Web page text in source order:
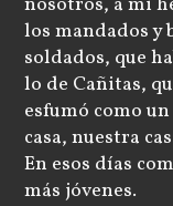
los mandados y
soldados, que
lo de Cañitas,
esfumó como
casa, nuestra
En esos días
más jóvenes.